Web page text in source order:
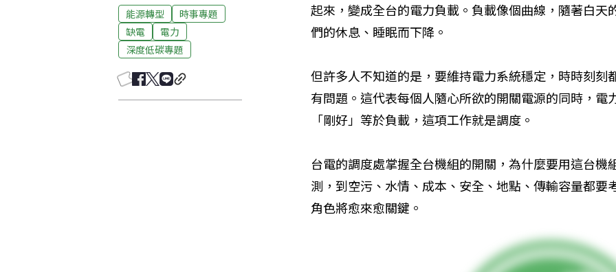
能源轉型
時事專題
缺電
電力
深度低碳專題
起來，變成全台的電力負載。負載像個曲線，隨著白天
們的休息、睡眠而下降。
但許多人不知道的是，要維持電力系統穩定，時時刻刻
有問題。這代表每個人隨心所欲的開關電源的同時，電
「剛好」等於負載，這項工作就是調度。
台電的調度處掌握全台機組的開關，為什麼要用這台機
測，到空污、水情、成本、安全、地點、傳輸容量都要
角色將愈來愈關鍵。